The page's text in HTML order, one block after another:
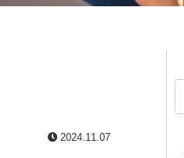
2024.11.07